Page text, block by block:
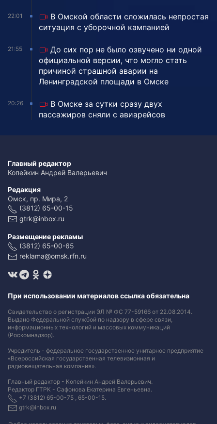
22:01
В Омской области сложилась непростая
ситуация с уборочной кампанией
21:55
До сих пор не было озвучено ни одной
официальной версии, что могло стать
причиной страшной аварии на
Ленинградской площади в Омске
20:26
В Омске за сутки сразу двух
пассажиров сняли с авиарейсов
Главный редактор
Копейкин Андрей Валерьевич
Редакция
Омск, пр. Мира, 2
(3812) 65-00-15
gtrk@inbox.ru
Размещение рекламы
(3812) 65-00-65
reklama@omsk.rfn.ru
При использовании материалов ссылка обязательна
Свидетельство о регистрации ЭЛ № ФС 77-59166 от 22.08.2014.
Выдано Федеральной службой по надзору в сфере связи,
информационных технологий и массовых коммуникаций
(Роскомнадзор).
Учредитель - федеральное государственное унитарное предприятие
«Всероссийская государственная телевизионная и
радиовещательная компания».
Главный редактор - Копейкин Андрей Валерьевич.
Редактор ГТРК - Сафонова Екатерина Евгеньевна.
+7 (3812) 65-00-75 , 65-00-15.
gtrk@inbox.ru